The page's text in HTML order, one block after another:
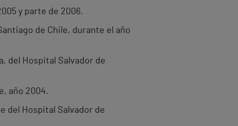
y parte de 2006.
de Chile, durante el año
del Hospital Salvador de
año 2004.
del Hospital Salvador de